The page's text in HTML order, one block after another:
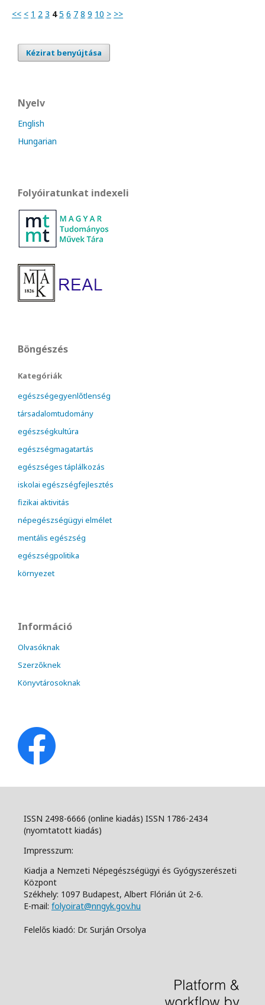
<< < 1 2 3 4 5 6 7 8 9 10 > >>
Kézirat benyújtása
Nyelv
English
Hungarian
Folyóiratunkat indexeli
Böngészés
Kategóriák
egészségegyenlőtlenség
társadalomtudomány
egészségkultúra
egészségmagatartás
egészséges táplálkozás
iskolai egészségfejlesztés
fizikai aktivitás
népegészségügyi elmélet
mentális egészség
egészségpolitika
környezet
Információ
Olvasóknak
Szerzőknek
Könyvtárosoknak
ISSN 2498-6666 (online kiadás) ISSN 1786-2434
(nyomtatott kiadás)
Impresszum:
Kiadja a Nemzeti Népegészségügyi és Gyógyszerészeti
Központ
Székhely: 1097 Budapest, Albert Flórián út 2-6.
E-mail: folyoirat@nngyk.gov.hu
Felelős kiadó: Dr. Surján Orsolya